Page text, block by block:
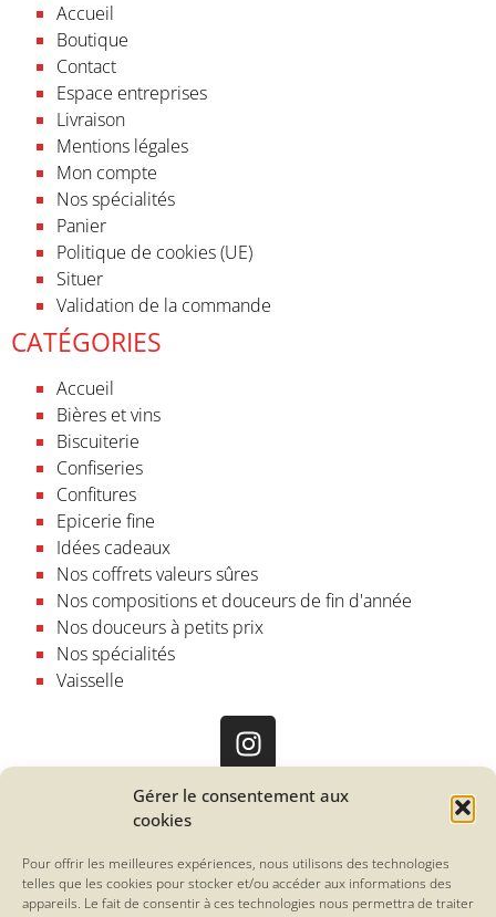
Gérer le consentement aux
cookies
Pour offrir les meilleures expériences, nous utilisons des technologies
telles que les cookies pour stocker et/ou accéder aux informations des
appareils. Le fait de consentir à ces technologies nous permettra de traiter
Accueil
Boutique
Contact
Espace entreprises
Livraison
Mentions légales
Mon compte
Nos spécialités
Panier
Politique de cookies (UE)
Situer
Validation de la commande
CATÉGORIES
Accueil
Bières et vins
Biscuiterie
Confiseries
Confitures
Epicerie fine
Idées cadeaux
Nos coffrets valeurs sûres
Nos compositions et douceurs de fin d'année
Nos douceurs à petits prix
Nos spécialités
Vaisselle
La Friande
12, rue Paul Bellamy
44000 Nantes
France
02 40 20 14 68